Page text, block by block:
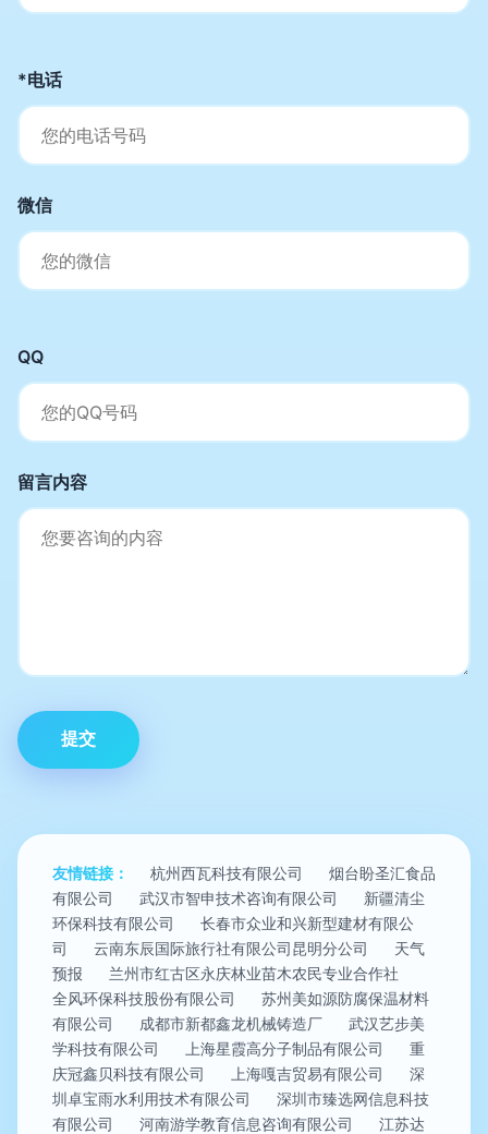
*电话
微信
QQ
留言内容
友情链接： 杭州西瓦科技有限公司
烟台盼圣汇食品
有限公司
武汉市智申技术咨询有限公司
新疆清尘
环保科技有限公司
长春市众业和兴新型建材有限公
司
云南东辰国际旅行社有限公司昆明分公司
天气
预报
兰州市红古区永庆林业苗木农民专业合作社
全风环保科技股份有限公司
苏州美如源防腐保温材料
有限公司
成都市新都鑫龙机械铸造厂
武汉艺步美
学科技有限公司
上海星霞高分子制品有限公司
重
庆冠鑫贝科技有限公司
上海嘎吉贸易有限公司
深
圳卓宝雨水利用技术有限公司
深圳市臻选网信息科技
有限公司
河南游学教育信息咨询有限公司
江苏达